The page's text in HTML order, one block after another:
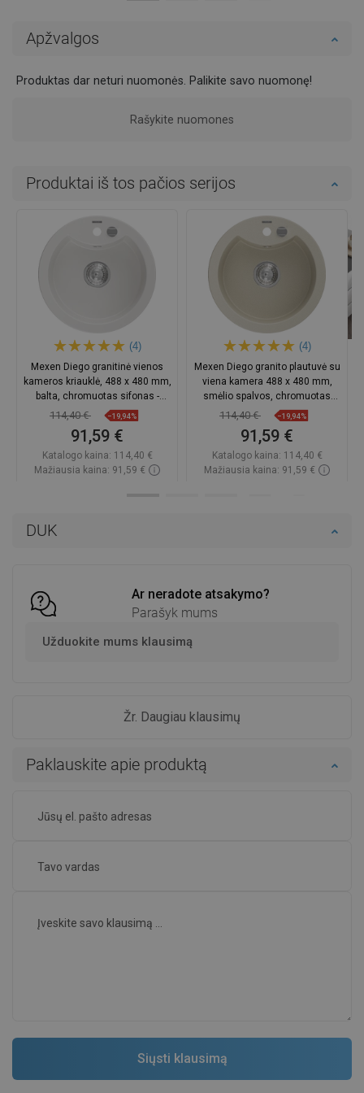
DUK
Ar neradote atsakymo?
Parašyk mums
Užduokite mums klausimą
Žr. Daugiau klausimų
Apžvalgos
Produktas dar neturi nuomonės. Palikite savo nuomonę!
Rašykite nuomones
Paklauskite apie produktą
Produktai iš tos pačios serijos
(4)
Mexen Diego granitinė vienos
kameros kriauklė, 488 x 480 mm,
balta, chromuotas sifonas -
6512481000-20
114,40 € −19,94%
91,59 €
Katalogo kaina: 114,40 €
Mažiausia kaina: 91,59 €
(4)
Mexen Diego granito plautuvė su
viena kamera 488 x 480 mm,
smėlio spalvos, chromuotas
sifonas - 6512481000-69
114,40 € −19,94%
91,59 €
Katalogo kaina: 114,40 €
Mažiausia kaina: 91,59 €